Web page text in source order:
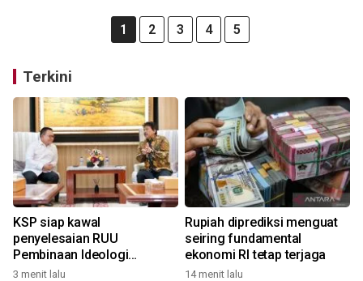
1 2 3 4 5
Terkini
KSP siap kawal
penyelesaian RUU
Pembinaan Ideologi
Pancasila
3 menit lalu
Rupiah diprediksi menguat
seiring fundamental
ekonomi RI tetap terjaga
14 menit lalu